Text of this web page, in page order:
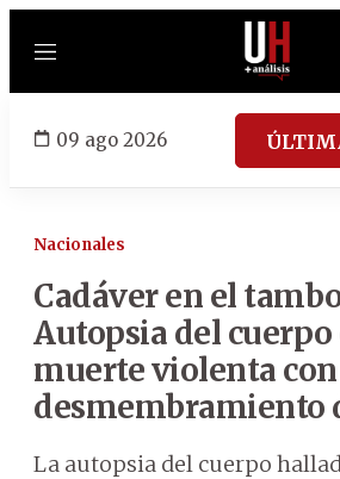
Menú
09 ago 2026
Nacionales
Cadáver en el
Autopsia del
muerte violenta con
desmembramiento
La autopsia del cuerpo